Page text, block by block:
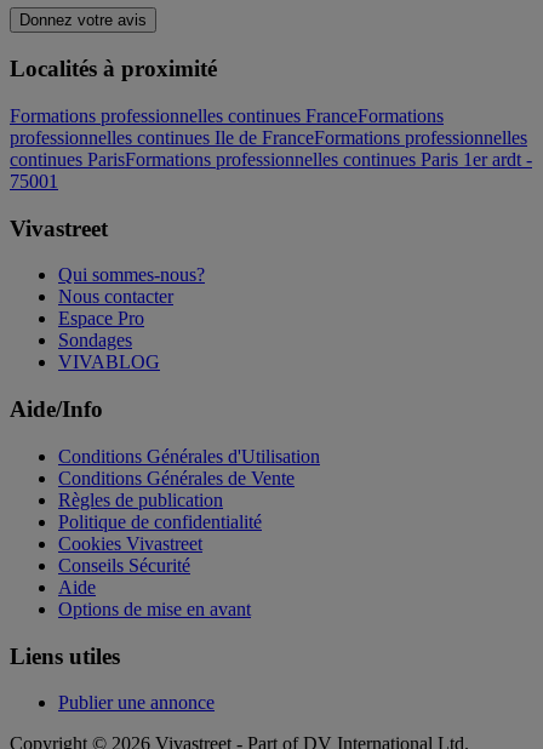
Donnez votre avis
Localités à proximité
Formations professionnelles continues FranceFormations
professionnelles continues Ile de FranceFormations professionnelles
continues ParisFormations professionnelles continues Paris 1er ardt -
75001
Vivastreet
Qui sommes-nous?
Nous contacter
Espace Pro
Sondages
VIVABLOG
Aide/Info
Conditions Générales d'Utilisation
Conditions Générales de Vente
Règles de publication
Politique de confidentialité
Cookies Vivastreet
Conseils Sécurité
Aide
Options de mise en avant
Liens utiles
Publier une annonce
Copyright © 2026 Vivastreet - Part of DV International Ltd.